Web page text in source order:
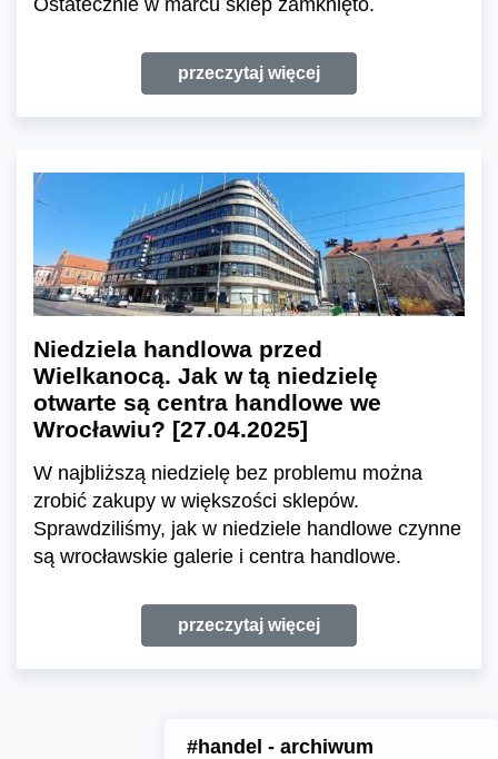
przeczytaj więcej
Niedziela handlowa przed
Wielkanocą. Jak w tą niedzielę
otwarte są centra handlowe we
Wrocławiu? [27.04.2025]
W najbliższą niedzielę bez problemu można
zrobić zakupy w większości sklepów.
Sprawdziliśmy, jak w niedziele handlowe czynne
są wrocławskie galerie i centra handlowe.
przeczytaj więcej
#handel - archiwum